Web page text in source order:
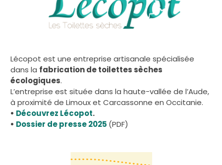
Lécopot est une entreprise artisanale spécialisée
dans la fabrication de toilettes sèches
écologiques.
L’entreprise est située dans la haute-vallée de l’Aude,
à proximité de Limoux et Carcassonne en Occitanie.
• Découvrez Lécopot.
• Dossier de presse 2025 (PDF)